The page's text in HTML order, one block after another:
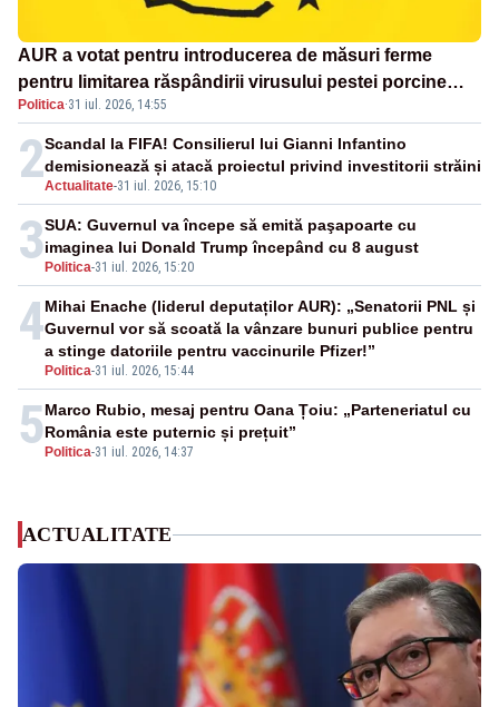
AUR a votat pentru introducerea de măsuri ferme
pentru limitarea răspândirii virusului pestei porcine
africane
Politica·31 iul. 2026, 14:55
2Actualitate-31 iul. 2026, 15:10
Scandal la FIFA! Consilierul lui Gianni Infantino
demisionează și atacă proiectul privind investitorii străini
3 Politica-31 iul. 2026, 15:20
SUA: Guvernul va începe să emită paşapoarte cu
imaginea lui Donald Trump începând cu 8 august
4
Politica-31 iul. 2026, 15:44
Mihai Enache (liderul deputaților AUR): „Senatorii PNL și
Guvernul vor să scoată la vânzare bunuri publice pentru
a stinge datoriile pentru vaccinurile Pfizer!”
5 Politica-31 iul. 2026, 14:37
Marco Rubio, mesaj pentru Oana Țoiu: „Parteneriatul cu
România este puternic și prețuit”
ACTUALITATE